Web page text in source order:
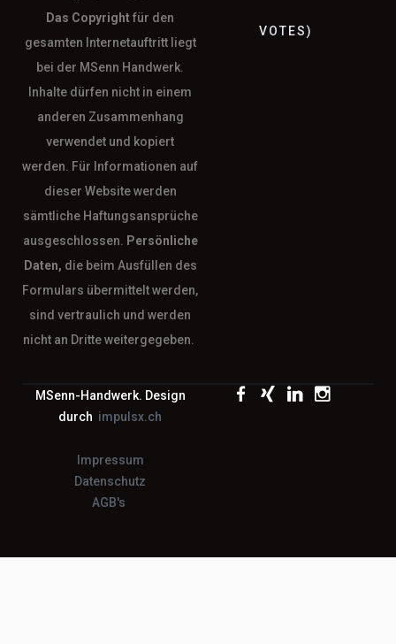
Das Copyrightfür den
gesamten Internetauftritt liegt
bei der MSenn Handwerk.
Inhalte dürfen nicht in einem
anderen Zusammenhang
verwendet und kopiert
werden. Für Informationen auf
dieser Website werden
sämtliche Haftungsansprüche
ausgeschlossen. Persönliche
Daten, die beim Ausfüllen des
Formulars übermittelt werden,
sind vertraulich und werden
nicht an Dritte weitergegeben.
VOTES)
MSenn-Handwerk. Design
durch impulsx.ch
Impressum
Datenschutz
AGB's